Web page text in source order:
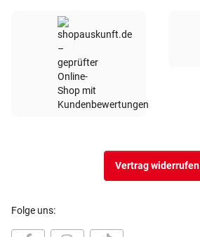
Vertrag widerrufen
Folge uns: